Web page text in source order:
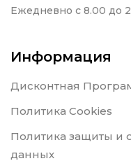
Ежедневно с 8.00 до
Информация
Дисконтная
Политика Cookies
Политика защиты и
данных